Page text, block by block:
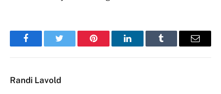
FacebookTwitter Pinterest LinkedInTumblr Email
Randi Lavold